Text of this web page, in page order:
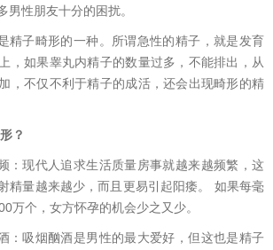
男性朋友十分的困扰。
精子畸形的一种。所谓急性的精子，就是发育
，如果睾丸内精子的数量过多，不能排出，从
，不仅不利于精子的成活，还会出现畸形的精
？
：现代人追求生活质量房事就越来越频繁，这
精量越来越少，而且更易引起阳痿。 如果每毫
万个，女方怀孕的机会少之又少。
：吸烟酗酒是男性的最大爱好，但这也是精子